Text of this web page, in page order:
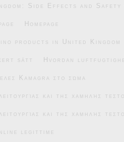
Side Effects and Safety
Homepage
products in United Kingdom
sätt Hvordan
Kamagra στο σώμα
και της χαμηλής
και της χαμηλής
legittime